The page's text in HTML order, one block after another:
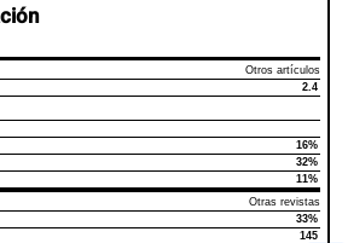
Otros artículos
2.4
16%
32%
11%
Otras revistas
33%
145